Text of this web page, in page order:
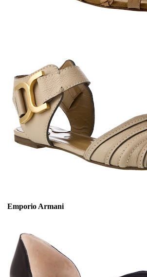
Emporio Armani